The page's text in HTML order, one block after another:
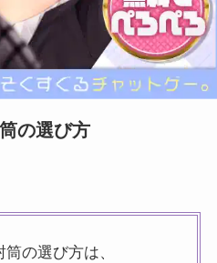
の選び方
の選び方は、